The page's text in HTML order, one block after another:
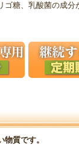
糖、乳酸菌の成分
質です。